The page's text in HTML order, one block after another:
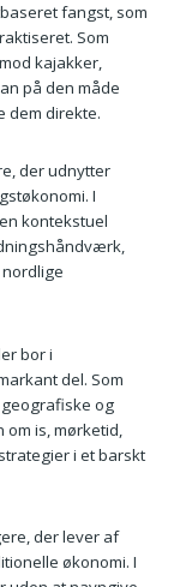
fangst, som
Som
kajakker,
på den måde
dem direkte.
der udnytter
I
kontekstuel
bor i
del. Som
og
om is, mørketid,
i et barskt
der lever af
økonomi. I